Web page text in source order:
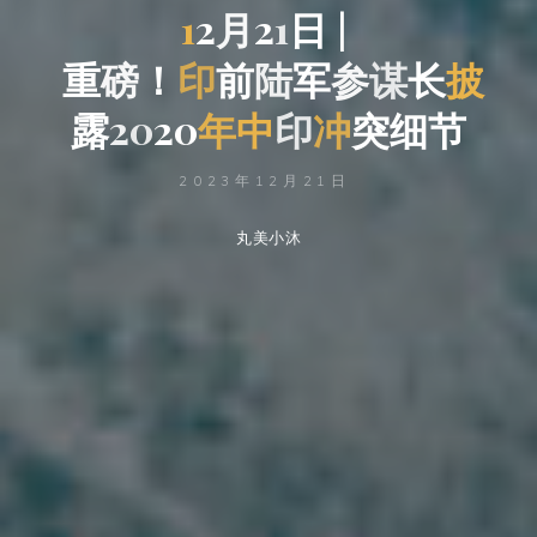
12月21日 |
重磅 ！ 印前陆军参谋长披
露2020年中印冲突细节
2023年12月21日
丸美小沐